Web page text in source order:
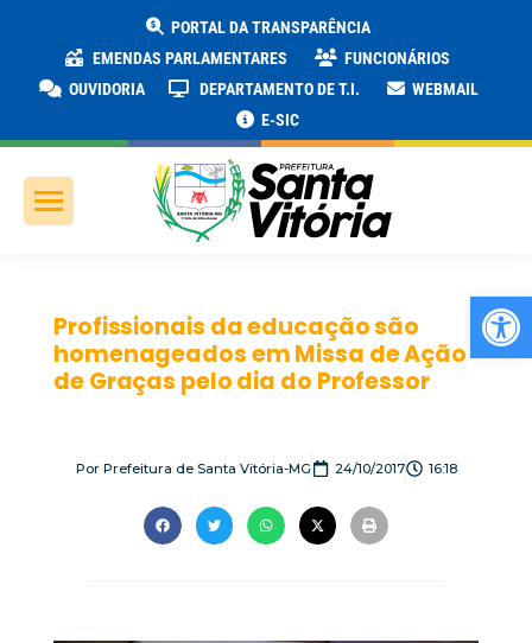
PORTAL DA TRANSPARÊNCIA
EMENDAS PARLAMENTARES
FUNCIONÁRIOS
OUVIDORIA
DEPARTAMENTO DE T.I.
WEBMAIL
E-SIC
Profissionais da educação são
homenageados em Missa de Ação
de Graças pelo dia do Professor
PorPrefeitura de Santa Vitória-MG 24/10/2017 16:18